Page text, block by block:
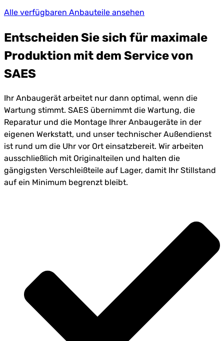
Alle verfügbaren Anbauteile ansehen
Entscheiden Sie sich für maximale
Produktion mit dem Service von
SAES
Ihr Anbaugerät arbeitet nur dann optimal, wenn die
Wartung stimmt. SAES übernimmt die Wartung, die
Reparatur und die Montage Ihrer Anbaugeräte in der
eigenen Werkstatt, und unser technischer Außendienst
ist rund um die Uhr vor Ort einsatzbereit. Wir arbeiten
ausschließlich mit Originalteilen und halten die
gängigsten Verschleißteile auf Lager, damit Ihr Stillstand
auf ein Minimum begrenzt bleibt.